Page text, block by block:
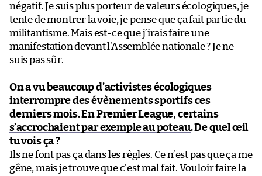
négatif. Je suis plus porteur de valeurs écologiques, je
tente de montrer la voie, je pense que ça fait partie du
militantisme. Mais est-ce que j’irais faire une
manifestation devant l’Assemblée nationale ? Je ne
suis pas sûr.
On a vu beaucoup d’activistes écologiques
interrompre des évènements sportifs ces
derniers mois. En Premier League, certains
s’accrochaient par exemple au poteau. De quel œil
tu vois ça ?
Ils ne font pas ça dans les règles. Ce n’est pas que ça me
gêne, mais je trouve que c’est mal fait. Vouloir faire la